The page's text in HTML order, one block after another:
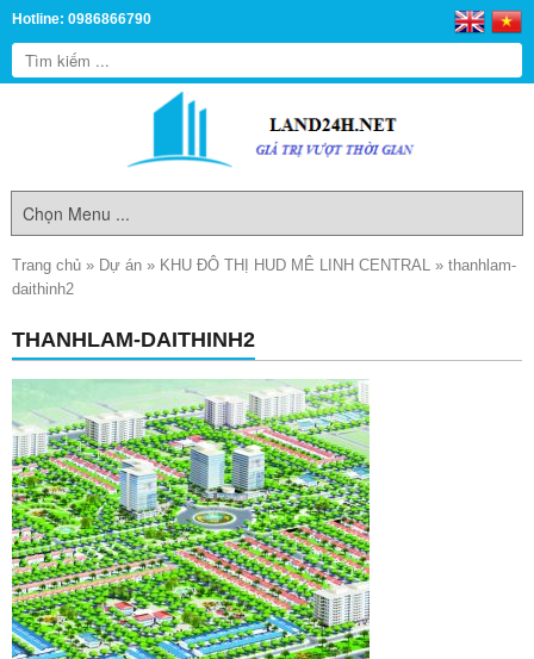
Hotline: 0986866790
Trang chủ » Dự án » KHU ĐÔ THỊ HUD MÊ LINH CENTRAL » thanhlam-
daithinh2
THANHLAM-DAITHINH2